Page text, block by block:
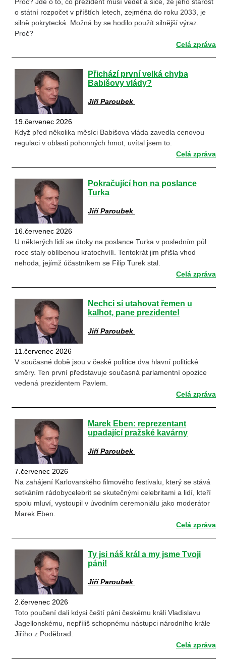
o státní rozpočet v příštích letech, zejména do roku 2033, je
silně pokrytecká. Možná by se hodilo použít silnější výraz.
Proč?
Celá zpráva
Přichází první velká chyba
Babišovy vlády?
Jiří Paroubek
19.červenec 2026
Když před několika měsíci Babišova vláda zavedla cenovou
regulaci v oblasti pohonných hmot, uvítal jsem to.
Celá zpráva
Pokračující hon na poslance
Turka
Jiří Paroubek
16.červenec 2026
U některých lidí se útoky na poslance Turka v posledním půl
roce staly oblíbenou kratochvílí. Tentokrát jim přišla vhod
nehoda, jejímž účastníkem se Filip Turek stal.
Celá zpráva
Nechci si utahovat řemen u
kalhot, pane prezidente!
Jiří Paroubek
11.červenec 2026
V současné době jsou v české politice dva hlavní politické
směry. Ten první představuje současná parlamentní opozice
vedená prezidentem Pavlem.
Celá zpráva
Marek Eben: reprezentant
upadající pražské kavárny
Jiří Paroubek
7.červenec 2026
Na zahájení Karlovarského filmového festivalu, který se stává
setkáním rádobycelebrit se skutečnými celebritami a lidí, kteří
spolu mluví, vystoupil v úvodním ceremoniálu jako moderátor
Marek Eben.
Celá zpráva
Ty jsi náš král a my jsme Tvoji
páni!
Jiří Paroubek
2.červenec 2026
Toto poučení dali kdysi čeští páni českému králi Vladislavu
Jagellonskému, nepříliš schopnému nástupci národního krále
Jiřího z Poděbrad.
Celá zpráva